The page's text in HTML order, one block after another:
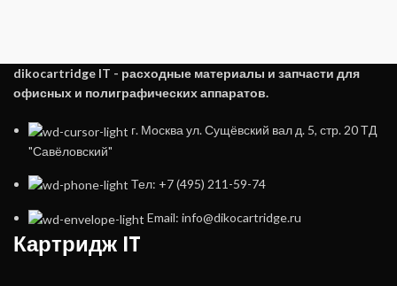
dikocartridge IT - расходные материалы и запчасти для
офисных и полиграфических аппаратов.
г. Москва ул. Сущёвский вал д. 5, стр. 20 ТД
"Савёловский"
Тел: +7 (495) 211-59-74
Email: info@dikocartridge.ru
Картридж IT